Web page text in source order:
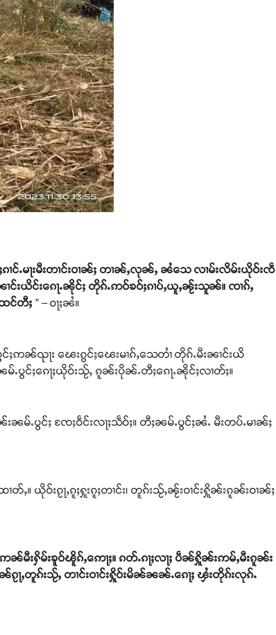
ဝ်ႈၵၢင်ႉမႃးမီးတၢင်းဝၢၼ်ႈ တၢၼ်ႇလုၼ်ႇ ၼႆသေ လၢမ်းလိမ်းယိုဝ်းၸဵ
းယိင်းၵေႃႉၼိုင်ႈ တိုၵ်ႉဢဝ်ၶဝ်ႈၵၢပ်ႇယူႇၼႂ်းသူၼ်။ ၸၢၵ်ႇ
ထင်တီႈ ” – ဝႃႈၼႆ။
ႈဢၼ်ၺႃး ၽေးၵွင်ႈၽေးမၢၵ်ႇသေတၢႆ တိုၵ်ႉမီးၼၢင်းယိ
ႉပွင်ႈၵေႃႈယိုဝ်းသႂ်ႇ ၵူၼ်းပိုၼ်ႉတီႈၵေႃႉၼိုင်ႈလၢတ်ႈ။
ႉပွင်ႈ ၸႄႈဝဵင်းလႃႈသဵဝ်ႈ။ တီႈၼမ်ႉပွင်ႈၼႆႉ မီးတပ်ႉမၢၼ်ႈ
ႇ။ ယိုဝ်းၵႂႃႇၵူႈႁူးၵူႈတၢင်း၊ တူၵ်းသႂ်ႇၼႂ်းဝၢင်းႁိူၼ်းၵူၼ်းဝၢၼ်ႈ
ၼ်မီးႁိမ်းၶူဝ်ၽိူၵ်ႇဢေႃႈ။ ၵတ်ႉၵႃႈလႃႈ ပဵၼ်ႁိူၼ်းဢမ်ႇမီးၵူၼ်း
ၵႂႃႇတူၵ်းသႂ်ႇ တၢင်းဝၢင်းႁိူဝ်းမိၼ်ၼၼ်ႉၵေႃႈ ၾႆးတိုၵ်းလုၵ်ႉ